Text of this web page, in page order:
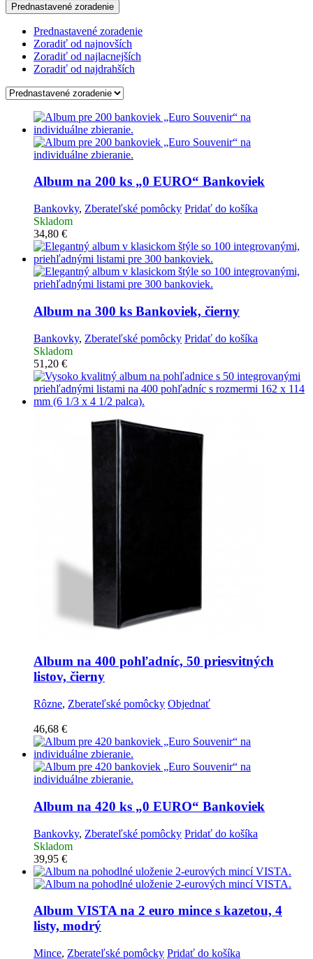
Prednastavené zoradenie
Prednastavené zoradenie
Zoradiť od najnovších
Zoradiť od najlacnejších
Zoradiť od najdrahších
Album na 200 ks „0 EURO“ Bankoviek
Bankovky, Zberateľské pomôcky Pridať do košíka
Skladom
34,80 €
Album na 300 ks Bankoviek, čierny
Bankovky, Zberateľské pomôcky Pridať do košíka
Skladom
51,20 €
Album na 400 pohľadníc, 50 priesvitných
listov, čierny
Rôzne, Zberateľské pomôcky Objednať
46,68 €
Album na 420 ks „0 EURO“ Bankoviek
Bankovky, Zberateľské pomôcky Pridať do košíka
Skladom
39,95 €
Album VISTA na 2 euro mince s kazetou, 4
listy, modrý
Mince, Zberateľské pomôcky Pridať do košíka